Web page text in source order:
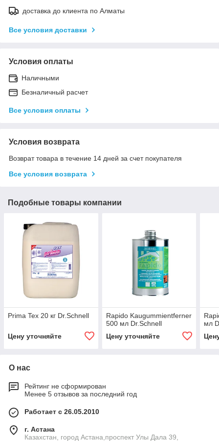
доставка до клиента по Алматы
Все условия доставки
Условия оплаты
Наличными
Безналичный расчет
Все условия оплаты
Условия возврата
Возврат товара в течение 14 дней за счет покупателя
Все условия возврата
Подобные товары компании
Prima Tex 20 кг Dr.Schnell
Цену уточняйте
Rapido Kaugummientferner
500 мл Dr.Schnell
Цену уточняйте
мл
О нас
Рейтинг не сформирован
Менее 5 отзывов за последний год
Работает с 26.05.2010
г. Астана
Казахстан, город Астана,проспект Улы Дала 39,